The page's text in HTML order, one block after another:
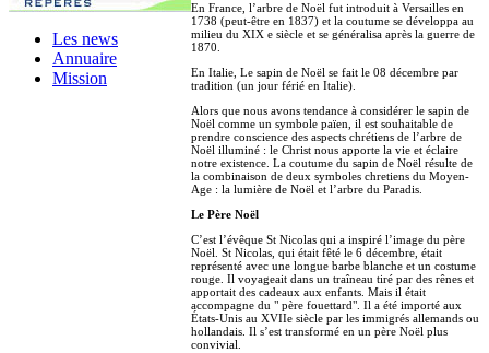
Les news
Annuaire
Mission
En France, l’arbre de Noël fut introduit à Versailles en
1738 (peut-être en 1837) et la coutume se développa au
milieu du XIX e siècle et se généralisa après la guerre de
1870.
En Italie, Le sapin de Noël se fait le 08 décembre par
tradition (un jour férié en Italie).
Alors que nous avons tendance à considérer le sapin de
Noël comme un symbole païen, il est souhaitable de
prendre conscience des aspects chrétiens de l’arbre de
Noël illuminé : le Christ nous apporte la vie et éclaire
notre existence. La coutume du sapin de Noël résulte de
la combinaison de deux symboles chretiens du Moyen-
Age : la lumière de Noël et l’arbre du Paradis.
Le Père Noël
C’est l’évêque St Nicolas qui a inspiré l’image du père
Noël. St Nicolas, qui était fêté le 6 décembre, était
représenté avec une longue barbe blanche et un costume
rouge. Il voyageait dans un traîneau tiré par des rênes et
apportait des cadeaux aux enfants. Mais il était
accompagne du " père fouettard". Il a été importé aux
États-Unis au XVIIe siècle par les immigrés allemands ou
hollandais. Il s’est transformé en un père Noël plus
convivial.